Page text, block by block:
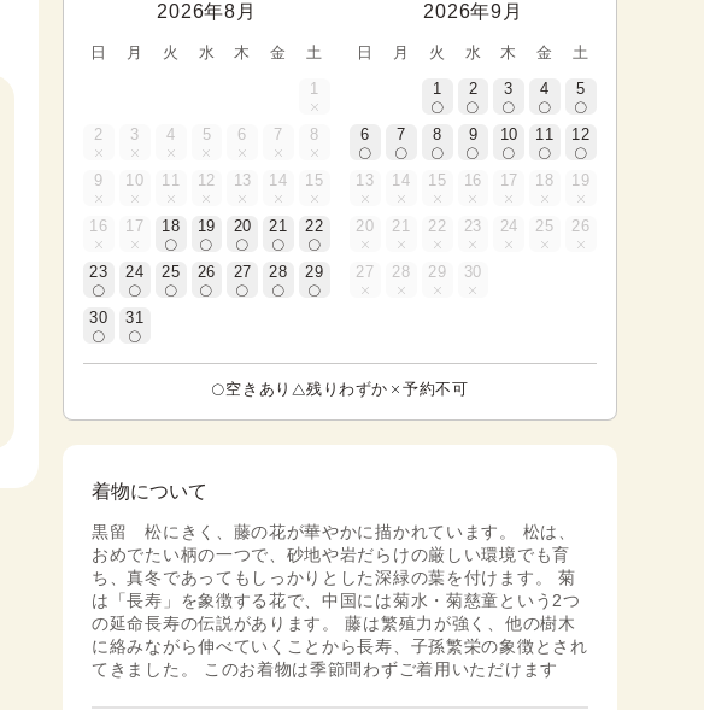
2026年8月
日 月 火 水 木 金
土
1
2 3 4 5 6 7 8
9 10 11 12 13 14 15
16 17 18 19 20 21 22
23 24 25 26 27 28 29
30 31
2026年9月
日 月 火 水 木 金
土
1
2 3 4 5
6 7 8 9 10 11 12
13 14 15 16 17 18 19
20 21 22 23 24 25 26
27 28 29 30
空きあり 残りわずか 予約不可
着物について
黒留 松にきく、藤の花が華やかに描かれています。 松は、
おめでたい柄の一つで、砂地や岩だらけの厳しい環境でも育
ち、真冬であってもしっかりとした深緑の葉を付けます。 菊
は「長寿」を象徴する花で、中国には菊水・菊慈童という2つ
の延命長寿の伝説があります。 藤は繁殖力が強く、他の樹木
に絡みながら伸べていくことから長寿、子孫繁栄の象徴とされ
てきました。 このお着物は季節問わずご着用いただけます